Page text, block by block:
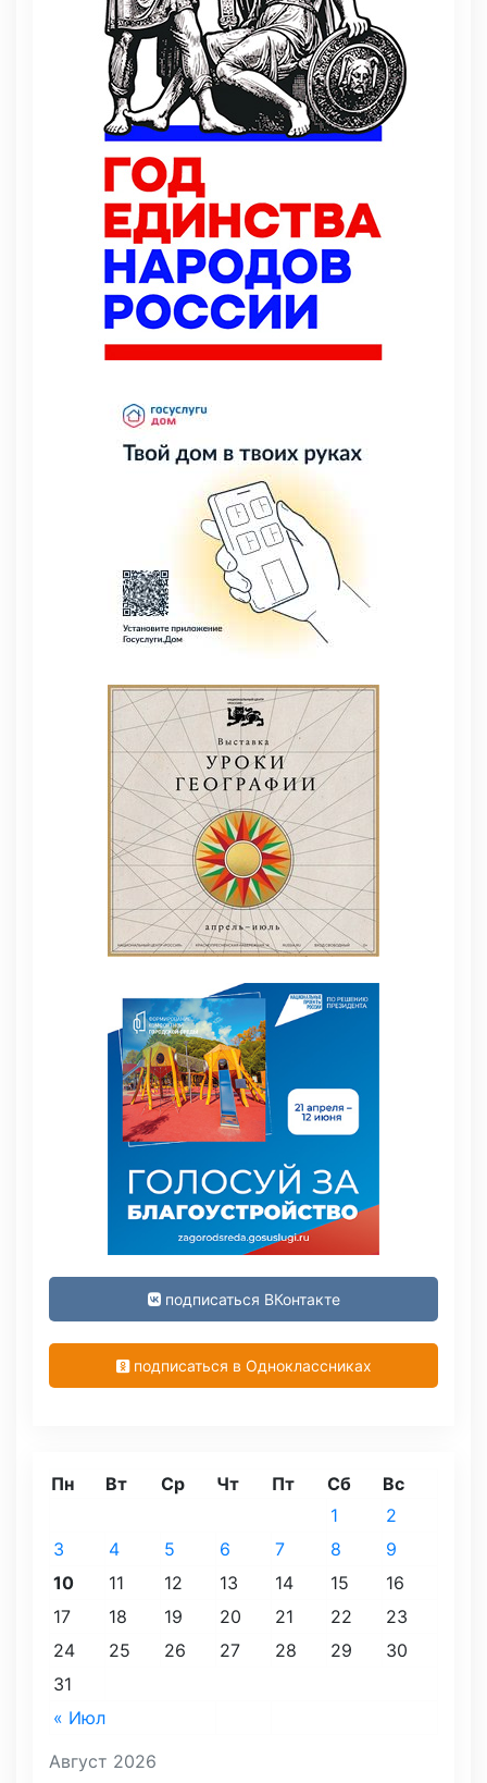
подписаться ВКонтакте
подписаться в Одноклассниках
Август 2026
Пн Вт Ср Чт Пт Сб Вс
« Июл
1
2
3
4 5 6 7 8
9
10
11 12 13 14 15
16
17
18 19 20 21 22
23
24
25 26 27 28 29
30
31